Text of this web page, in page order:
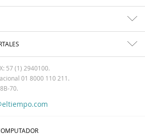
57 (1) 2940100.
01 8000 110 211.
70.